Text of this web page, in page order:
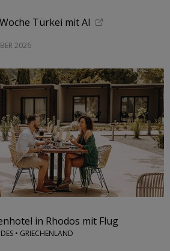
Türkei mit AI
2026
in Rhodos mit Flug
• GRIECHENLAND